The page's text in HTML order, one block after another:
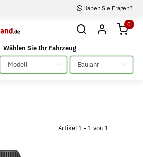
Haben Sie Fragen?
0
Wählen Sie Ihr Fahrzeug
Bitte auswählen Bitte auswählen
Artikel 1 - 1 von 1